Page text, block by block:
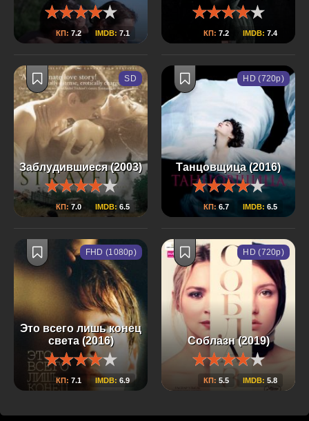
КП: 7.2 IMDB: 7.1 КП: 7.2 IMDB: 7.4
Заблудившиеся (2003)
КП: 7.0 IMDB: 6.5
SD
Танцовщица (2016)
КП: 6.7 IMDB: 6.5
HD (720p)
Это всего лишь конец
света (2016)
КП: 7.1 IMDB: 6.9
FHD (1080p)
Соблазн (2019)
КП: 5.5 IMDB: 5.8
HD (720p)